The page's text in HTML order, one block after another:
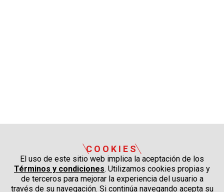
COOKIES
El uso de este sitio web implica la aceptación de los
Términos y condiciones. Utilizamos cookies propias y
de terceros para mejorar la experiencia del usuario a
través de su navegación. Si continúa navegando acepta su